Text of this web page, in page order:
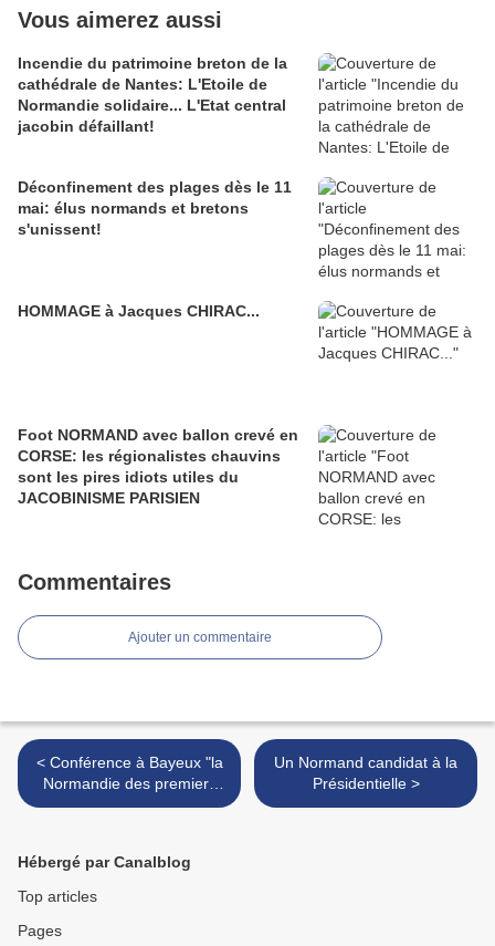
Vous aimerez aussi
Incendie du patrimoine breton de la
cathédrale de Nantes: L'Etoile de
Normandie solidaire... L'Etat central
jacobin défaillant!
Déconfinement des plages dès le 11
mai: élus normands et bretons
s'unissent!
HOMMAGE à Jacques CHIRAC...
Foot NORMAND avec ballon crevé en
CORSE: les régionalistes chauvins
sont les pires idiots utiles du
JACOBINISME PARISIEN
Commentaires
Ajouter un commentaire
< Conférence à Bayeux "la
Normandie des premiers
Ducs"
Un Normand candidat à la
Présidentielle >
Hébergé par Canalblog
Top articles
Pages